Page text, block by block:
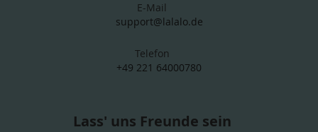
E-Mail
support@lalalo.de
Telefon
+49 221 64000780
Lass' uns Freunde sein